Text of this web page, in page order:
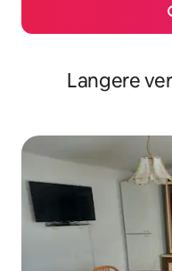
Langere